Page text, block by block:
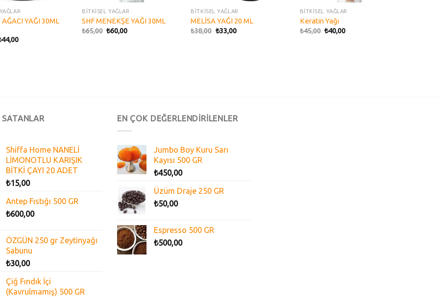
AĞACI YAĞI 30ML
44,00
BİTKİSEL YAĞLAR
SHF MENEKŞE YAĞI 30ML
₺65,00 ₺60,00
BİTKİSEL YAĞLAR
MELİSA YAĞI 20 ML
₺38,00 ₺33,00
BİTKİSEL YAĞLAR
Keratin Yağı
₺45,00 ₺40,00
SATANLAR
Shiffa Home NANELİ
LİMONOTLU KARIŞIK
BİTKİ ÇAYI 20 ADET
₺15,00
Antep Fıstığı 500 GR
₺600,00
ÖZGÜN 250 gr Zeytinyağı
Sabunu
₺30,00
Çiğ Fındık İçi
(Kavrulmamış) 500 GR
EN ÇOK DEĞERLENDİRİLENLER
Jumbo Boy Kuru Sarı
Kayısı 500 GR
₺450,00
Üzüm Draje 250 GR
₺50,00
Espresso 500 GR
₺500,00